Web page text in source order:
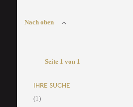
Nach oben
Seite 1 von 1
IHRE SUCHE
(1)